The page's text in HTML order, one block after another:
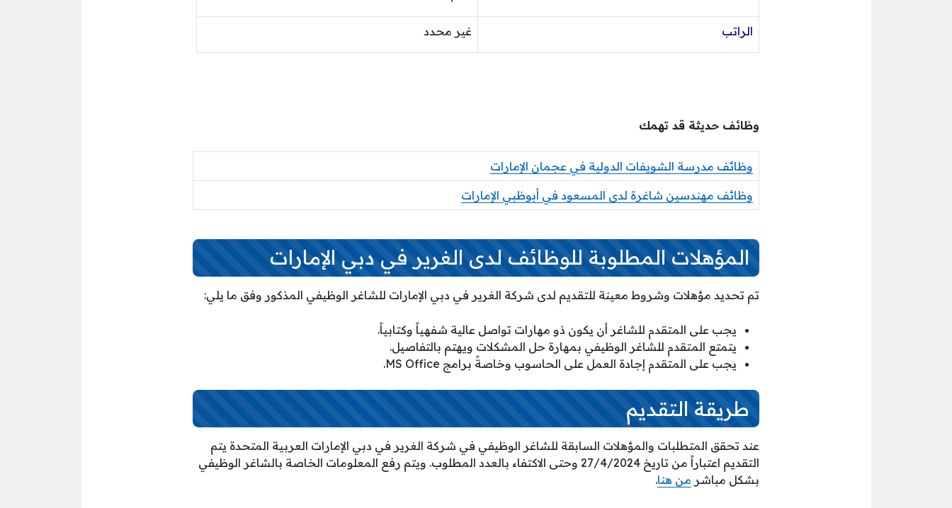
الراتب غير محدد
وظائف حديثة قد تهمك
وظائف مدرسة الشويفات الدولية في عجمان الإمارات
وظائف مهندسين شاغرة لدى المسعود في أبوظبي الإمارات
المؤهلات المطلوبة للوظائف لدى الغرير في دبي الإمارات
تم تحديد مؤهلات وشروط معينة للتقديم لدى شركة الغرير في دبي الإمارات للشاغر الوظيفي المذكور وفق ما يلي:
يجب على المتقدم للشاغر أن يكون ذو مهارات تواصل عالية شفهياً وكتابياً.
يتمتع المتقدم للشاغر الوظيفي بمهارة حل المشكلات ويهتم بالتفاصيل.
يجب على المتقدم إجادة العمل على الحاسوب وخاصةً برامج MS Office.
طريقة التقديم
عند تحقق المتطلبات والمؤهلات السابقة للشاغر الوظيفي في شركة الغرير في دبي الإمارات العربية المتحدة يتم
التقديم اعتباراً من تاريخ 27/4/2024 وحتى الاكتفاء بالعدد المطلوب. ويتم رفع المعلومات الخاصة بالشاغر الوظيفي
بشكل مباشر من هنا.